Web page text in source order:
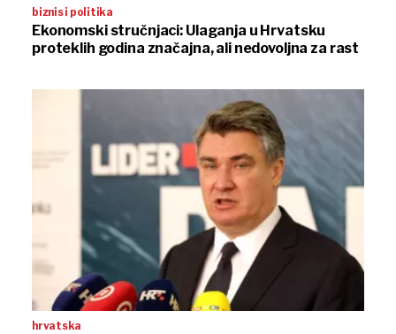
biznis i politika
Ekonomski stručnjaci: Ulaganja u Hrvatsku
proteklih godina značajna, ali nedovoljna za rast
hrvatska